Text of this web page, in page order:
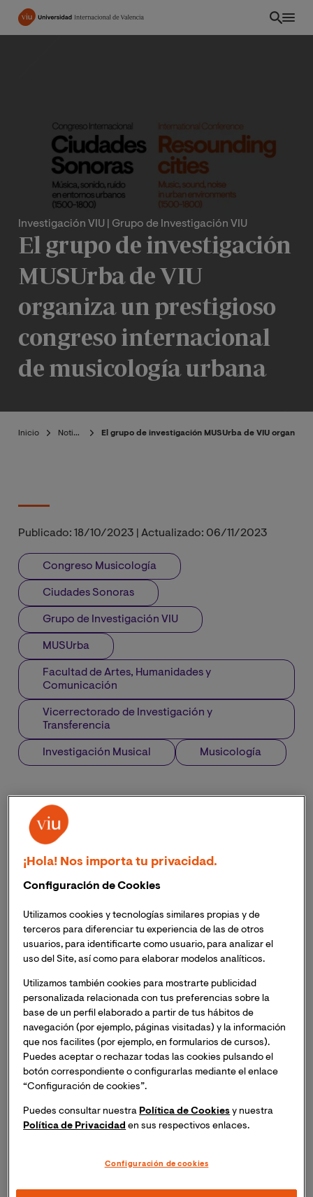
Pasar
Investigación VIU | Grupo de Investigación VIU
El grupo de investigación
MUSUrba de VIU
organiza un prestigioso
congreso internacional
de musicología urbana
Inicio Noticias El grupo de investigación MUSUrba de VIU
Publicado: 18/10/2023 Actualizado: 06/11/2023
Congreso Musicología
Ciudades Sonoras
Grupo de Investigación VIU
MUSUrba
Facultad de Artes, Humanidades y
Comunicación
Vicerrectorado de Investigación y
Transferencia
Investigación Musical Musicología
Congreso Internacional “Ciudades Sonoras. Música,
¡Hola! Nos importa tu privacidad.
Configuración de Cookies
Utilizamos cookies y tecnologías similares propias y de
terceros para diferenciar tu experiencia de las de otros
usuarios, para identificarte como usuario, para analizar el
uso del Site, así como para elaborar modelos analíticos.
Utilizamos también cookies para mostrarte publicidad
personalizada relacionada con tus preferencias sobre la
base de un perfil elaborado a partir de tus hábitos de
navegación (por ejemplo, páginas visitadas) y la información
que nos facilites (por ejemplo, en formularios de cursos).
Puedes aceptar o rechazar todas las cookies pulsando el
botón correspondiente o configurarlas mediante el enlace
“Configuración de cookies”.
Puedes consultar nuestra Política de Cookies y nuestra
Política de Privacidad en sus respectivos enlaces.
Configuración de cookies